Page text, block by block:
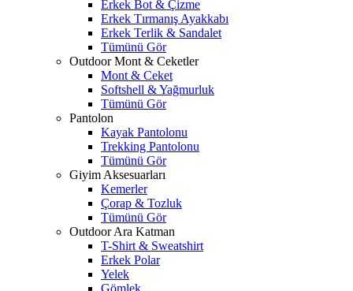
Erkek Bot & Çizme
Erkek Tırmanış Ayakkabı
Erkek Terlik & Sandalet
Tümünü Gör
Outdoor Mont & Ceketler
Mont & Ceket
Softshell & Yağmurluk
Tümünü Gör
Pantolon
Kayak Pantolonu
Trekking Pantolonu
Tümünü Gör
Giyim Aksesuarları
Kemerler
Çorap & Tozluk
Tümünü Gör
Outdoor Ara Katman
T-Shirt & Sweatshirt
Erkek Polar
Yelek
Gömlek